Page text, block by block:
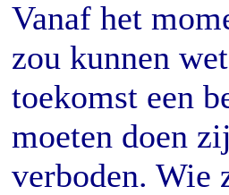
Vanaf het
zou kunnen
toekomst een
moeten doen
verboden. Wie